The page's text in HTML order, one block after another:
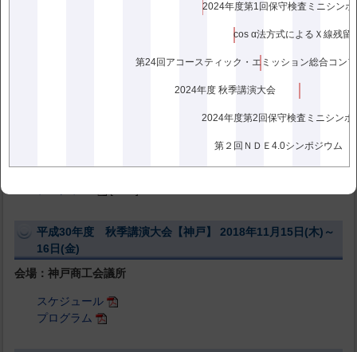
2024年度第1回保守検査ミニシンポ
cos α法方式によるＸ線残留
第24回アコースティック・エミッション総合コン
2024年度 秋季講演大会
2024年度第2回保守検査ミニシンポ
第２回ＮＤＥ4.0シンポジウム
2019年度 非破壊検査総合シンポジウム【東京】 2019年6月6
会場：（一社）日本非破壊検査協会 亀戸センター
平成30年度 秋季講演大会【神戸】 2018年11月15日(木)～
16日(金)
会場：神戸商工会議所
スケジュール
プログラム